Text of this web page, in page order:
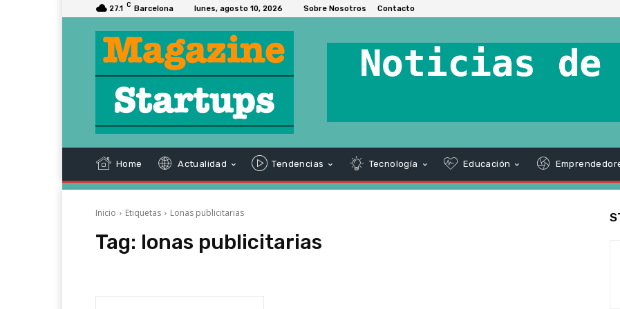
27.1 C Barcelona lunes, agosto 10, 2026 Sobre Nosotros Contacto
Home Actualidad Tendencias Tecnología Educación
Inicio Etiquetas Lonas publicitarias
Tag: lonas publicitarias